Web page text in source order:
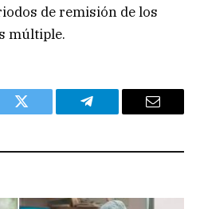
de remisión de los
múltiple.
Twitter Telegram Email